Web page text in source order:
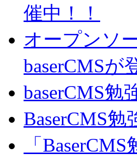
催中！！
オープンソ
baserCMSが
baserCMS
BaserCMS
「